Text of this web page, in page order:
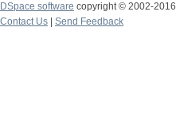
DSpace software copyright © 2002-2016
Contact Us
Send Feedback